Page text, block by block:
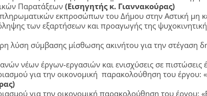
Παρατάξεων (Εισηγητής κ. Γιαννακούρας)
εκπροσώπων του Δήμου στην Αστική μη
των εξαρτήσεων και προαγωγής της
λύση σύμβασης μίσθωσης ακινήτου για την στέγαση
νέων έργων-εργασιών και ενισχύσεις σε πιστώσεις
για την οικονομική παρακολούθηση του
για την οικονομική παρακολούθηση του